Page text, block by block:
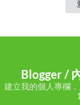
Blogger /
建立我的個人專欄